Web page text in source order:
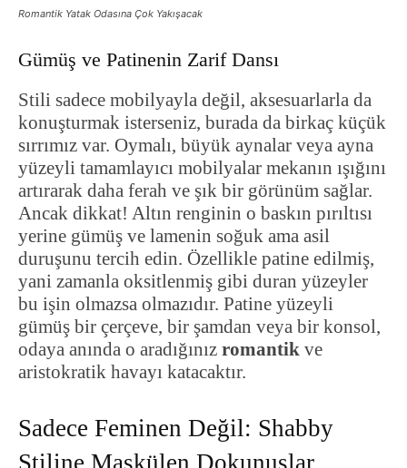
Romantik Yatak Odasına Çok Yakışacak
Gümüş ve Patinenin Zarif Dansı
Stili sadece mobilyayla değil, aksesuarlarla da
konuşturmak isterseniz, burada da birkaç küçük
sırrımız var. Oymalı, büyük aynalar veya ayna
yüzeyli tamamlayıcı mobilyalar mekanın ışığını
artırarak daha ferah ve şık bir görünüm sağlar.
Ancak dikkat! Altın renginin o baskın pırıltısı
yerine gümüş ve lamenin soğuk ama asil
duruşunu tercih edin. Özellikle patine edilmiş,
yani zamanla oksitlenmiş gibi duran yüzeyler
bu işin olmazsa olmazıdır. Patine yüzeyli
gümüş bir çerçeve, bir şamdan veya bir konsol,
odaya anında o aradığınız romantik ve
aristokratik havayı katacaktır.
Sadece Feminen Değil: Shabby
Stiline Maskülen Dokunuşlar